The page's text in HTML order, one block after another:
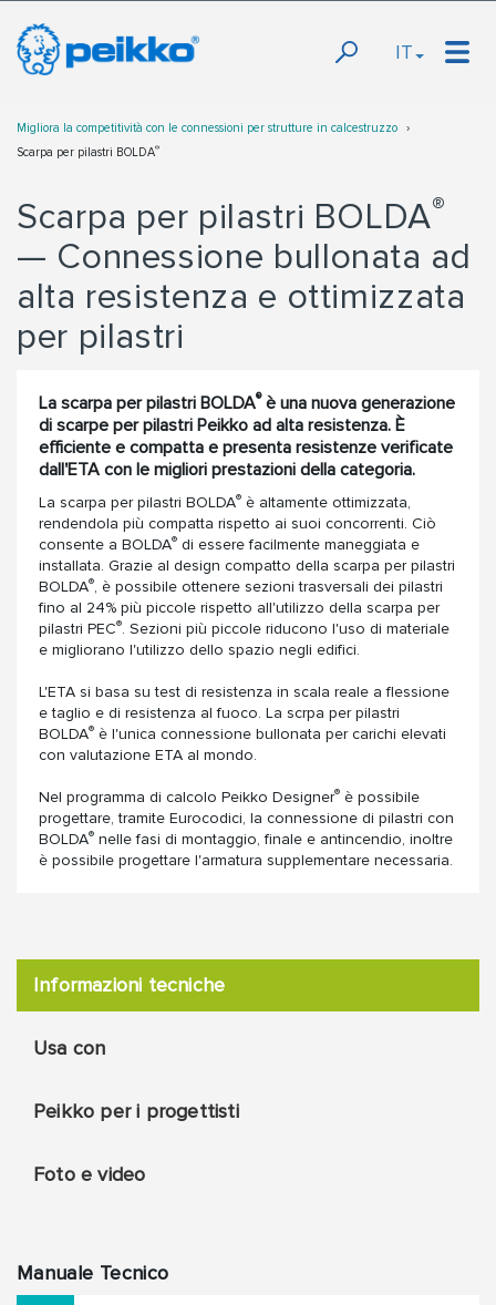
IT
Migliora la competitività con le connessioni per strutture in calcestruzzo
Scarpa per pilastri BOLDA®
Scarpa per pilastri BOLDA®
— Connessione bullonata ad
alta resistenza e ottimizzata
per pilastri
La scarpa per pilastri BOLDA®è una nuova generazione
di scarpe per pilastri Peikko ad alta resistenza. È
efficiente e compatta e presenta resistenze verificate
dall'ETA con le migliori prestazioni della categoria.
La scarpa per pilastri BOLDA® è altamente ottimizzata,
rendendola più compatta rispetto ai suoi concorrenti. Ciò
consente a BOLDA® di essere facilmente maneggiata e
installata. Grazie al design compatto della scarpa per pilastri
BOLDA®, è possibile ottenere sezioni trasversali dei pilastri
fino al 24% più piccole rispetto all'utilizzo della scarpa per
pilastri PEC®. Sezioni più piccole riducono l'uso di materiale
e migliorano l'utilizzo dello spazio negli edifici.
L'ETA si basa su test di resistenza in scala reale a flessione
e taglio e di resistenza al fuoco. La scrpa per pilastri
BOLDA® è l'unica connessione bullonata per carichi elevati
con valutazione ETA al mondo.
Nel programma di calcolo Peikko Designer® è possibile
progettare, tramite Eurocodici, la connessione di pilastri con
BOLDA® nelle fasi di montaggio, finale e antincendio, inoltre
è possibile progettare l'armatura supplementare necessaria.
Informazioni tecniche
Usa con
Peikko per i progettisti
Foto e video
Manuale Tecnico